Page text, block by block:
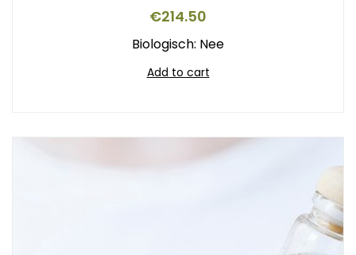
€214.50
Biologisch: Nee
Add to cart